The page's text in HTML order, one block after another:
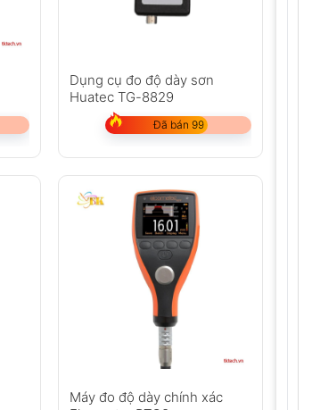
Dụng cụ đo độ dày sơn
Huatec TG-8829
Đã bán 99
Máy đo độ dày chính xác